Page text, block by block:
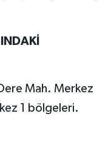
Mah. Merkez
1 bölgeleri.